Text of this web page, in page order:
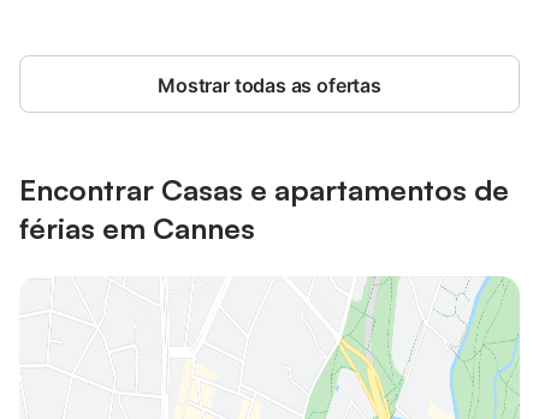
Mostrar todas as ofertas
Encontrar Casas e apartamentos de
férias em Cannes